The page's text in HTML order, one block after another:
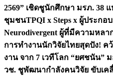
2569” เชิดชูนักศึกษา มรภ. 38
ชุมชนTPQI x Steps x ผู้ประก
Neurodivergent ผู้ที่มีความหล
การทำงานนักวิจัยไทยสุดปัง! ค
งาน จาก 7 เวทีโลก “ยศชนัน”
วช. ชูพัฒนากำลังคนวิจัย ขับเค